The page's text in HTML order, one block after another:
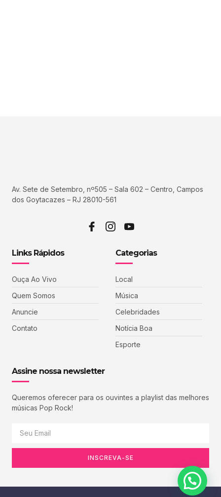
Av. Sete de Setembro, nº505 – Sala 602 – Centro, Campos
dos Goytacazes – RJ 28010-561
Links Rápidos
Ouça Ao Vivo
Quem Somos
Anuncie
Contato
Categorias
Local
Música
Celebridades
Notícia Boa
Esporte
Assine nossa newsletter
Queremos oferecer para os ouvintes a playlist das melhores
músicas Pop Rock!
INSCREVA-SE